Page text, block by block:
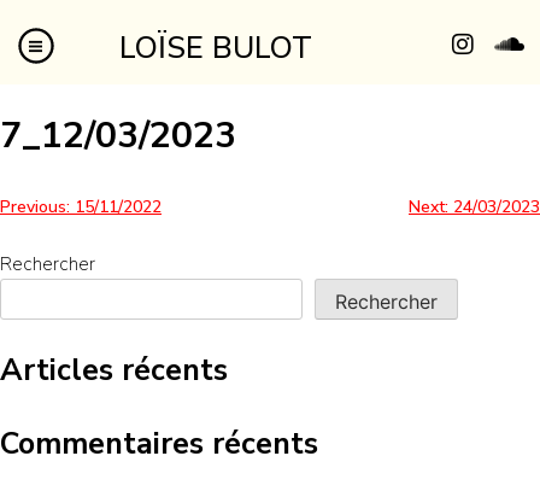
LOÏSE BULOT
7_12/03/2023
Previous: 15/11/2022 Next: 24/03/2023
Rechercher
Rechercher
Articles récents
Commentaires récents